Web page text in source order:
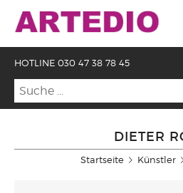
HOTLINE 030 47 38 78 45
DIETER
Startseite Künstler